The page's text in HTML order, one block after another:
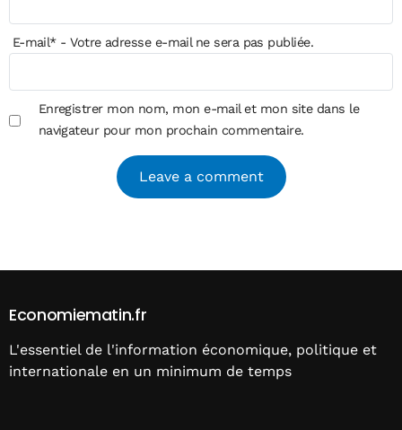
E-mail*- Votre adresse e-mail ne sera pas publiée.
Enregistrer mon nom, mon e-mail et mon site dans le
navigateur pour mon prochain commentaire.
Economiematin.fr
L'essentiel de l'information économique, politique et
internationale en un minimum de temps